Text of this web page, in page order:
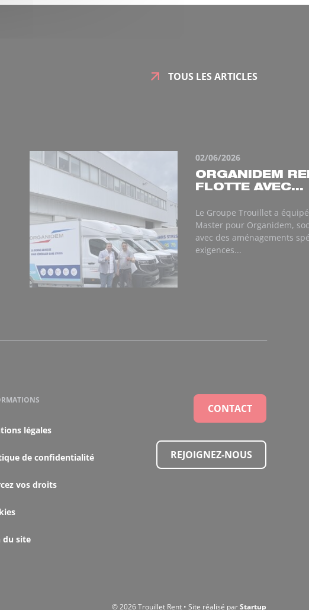
TOUS LES ARTICLES
02/06/2026
ORGANIDEM
FLOTTE AVEC...
Le Groupe Trouillet a
Master pour Organidem,
avec des aménagements
exigences...
CONTACT
REJOIGNEZ-NOUS
légales
de confidentialité
vos droits
du site
© 2026 Trouillet Rent • Site réalisé parStartup